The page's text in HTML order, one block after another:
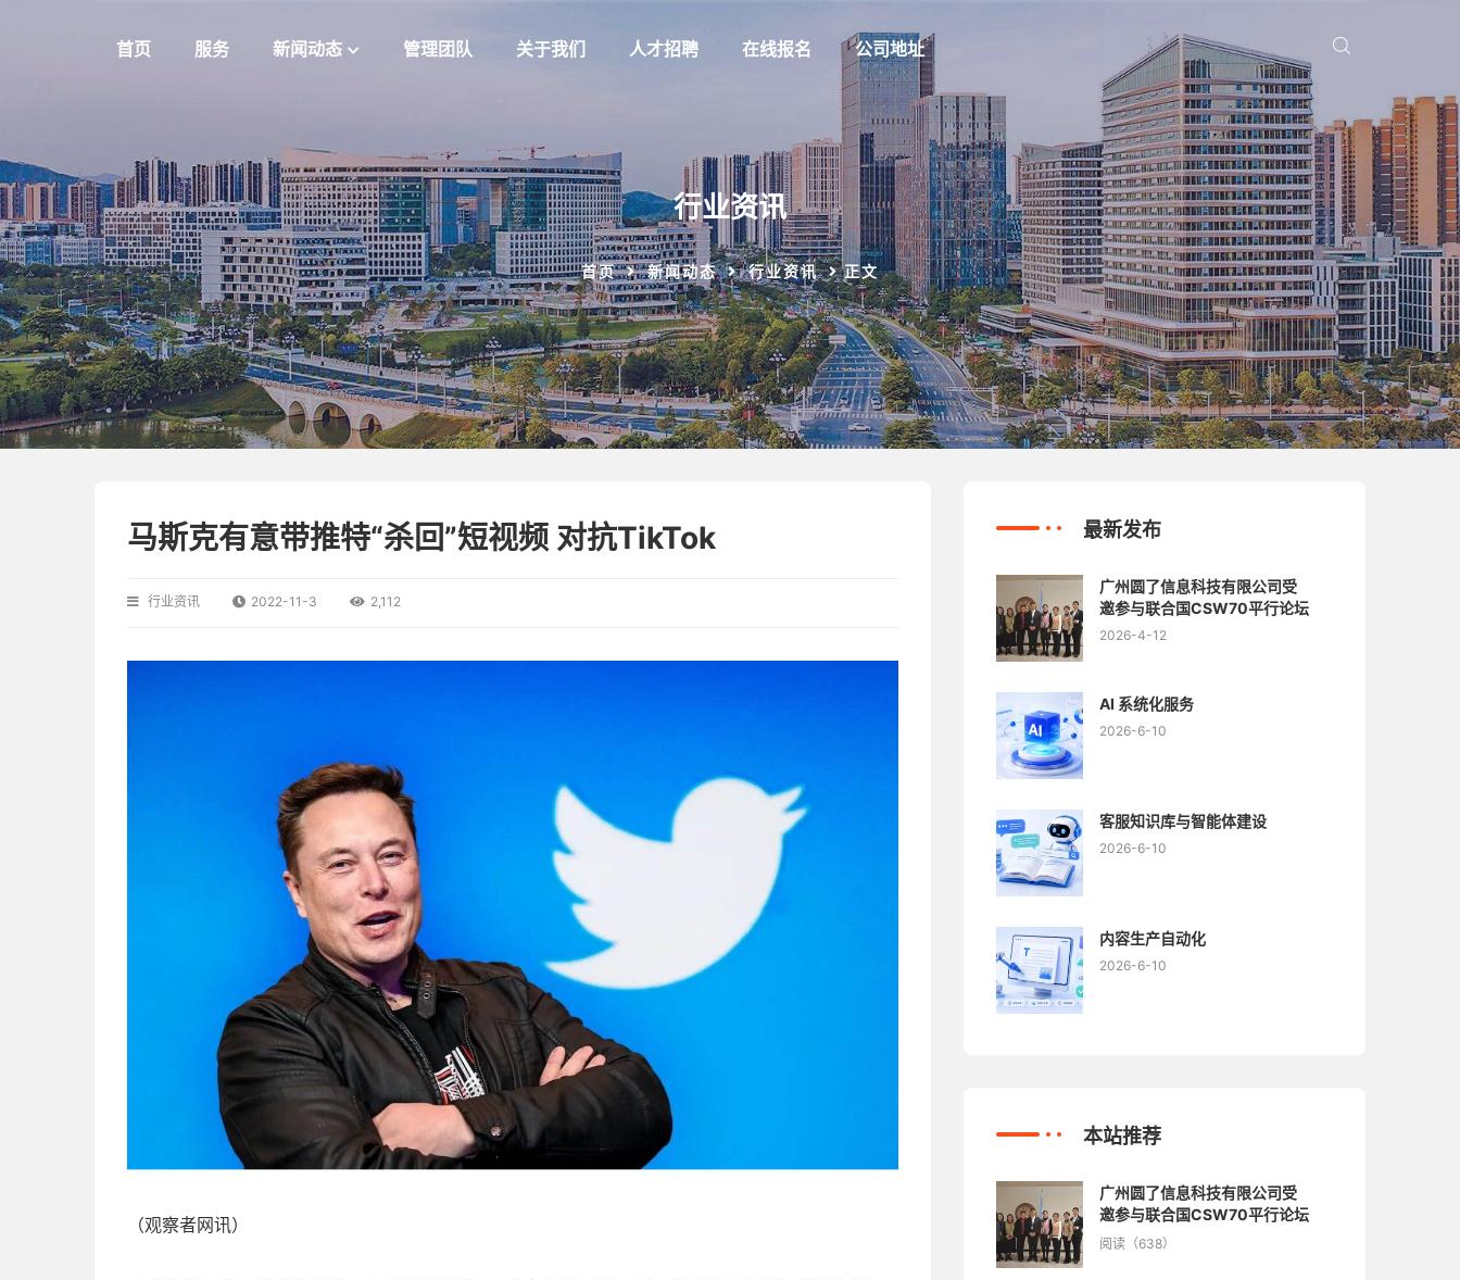
首页 服务 新闻动态 管理团队 关于我们 人才招聘 在线报名 公司地址
行业资讯
首页 新闻动态 行业资讯 正文
马斯克有意带推特“杀回”短视频 对抗TikTok
行业资讯 2022-11-3 2,112
（观察者网讯）
最新发布
广州圆了信息科技有限公司受
邀参与联合国CSW70平行论坛
2026-4-12
AI 系统化服务
2026-6-10
客服知识库与智能体建设
2026-6-10
内容生产自动化
2026-6-10
本站推荐
广州圆了信息科技有限公司受
邀参与联合国CSW70平行论坛
阅读（638）